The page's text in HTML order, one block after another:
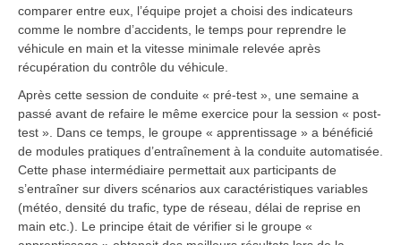
comparer entre eux, l’équipe projet a choisi des indicateurs
comme le nombre d’accidents, le temps pour reprendre le
véhicule en main et la vitesse minimale relevée après
récupération du contrôle du véhicule.
Après cette session de conduite « pré-test », une semaine a
passé avant de refaire le même exercice pour la session « post-
test ». Dans ce temps, le groupe « apprentissage » a bénéficié
de modules pratiques d’entraînement à la conduite automatisée.
Cette phase intermédiaire permettait aux participants de
s’entraîner sur divers scénarios aux caractéristiques variables
(météo, densité du trafic, type de réseau, délai de reprise en
main etc.). Le principe était de vérifier si le groupe «